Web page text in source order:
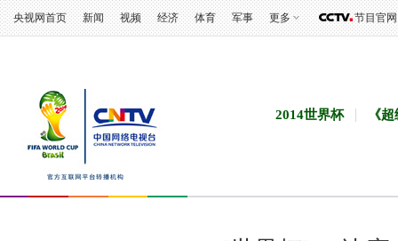
央视网首页 新闻 视频 经济 体育 军事 更多 节目官网
2014世界杯 《